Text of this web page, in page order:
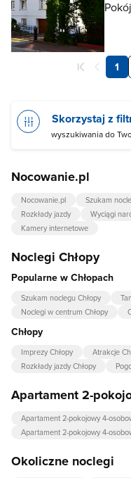
1
Skorzystaj z
wyszukiwania do
Nocowanie.pl
Nocowanie.pl Szukam
Rozkłady jazdy
Wyciągi
Kamery internetowe
Noclegi Chłopy
Popularne w Chłopach
Szukam noclegu Chłopy
Noclegi w centrum Chłopy
Chłopy
Imprezy Chłopy Atrakcje
Rozkłady jazdy Chłopy
Apartament 2-
Apartament 2-pokojowy 4-
Apartament 2-pokojowy 4-
Okoliczne noclegi